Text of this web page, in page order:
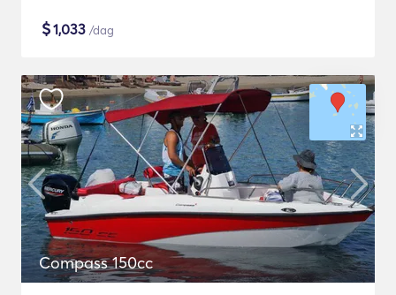
$1,033 /dag
Compass 150cc